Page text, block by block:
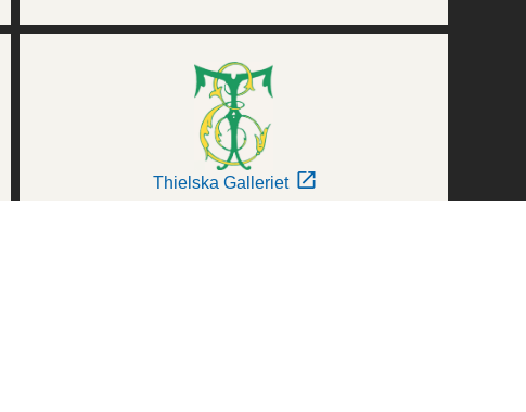
Thielska Galleriet